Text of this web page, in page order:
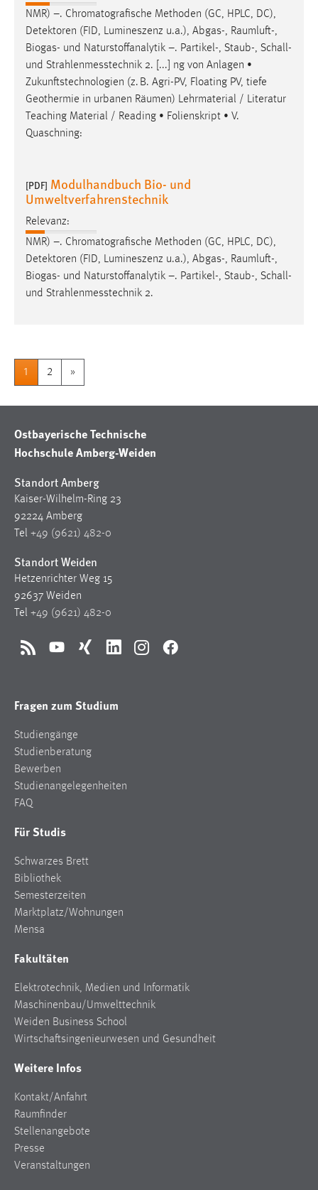
NMR) –. Chromatografische Methoden (GC, HPLC, DC),
Detektoren (FID, Lumineszenz u.a.), Abgas-, Raumluft-,
Biogas- und Naturstoffanalytik –. Partikel-, Staub-, Schall-
und Strahlenmesstechnik 2. [...] ng von Anlagen •
Zukunftstechnologien (z. B. Agri-PV, Floating PV, tiefe
Geothermie in urbanen Räumen) Lehrmaterial / Literatur
Teaching Material / Reading • Folienskript • V.
Quaschning:
[PDF] Modulhandbuch Bio- und
Umweltverfahrenstechnik
Relevanz:
NMR) –. Chromatografische Methoden (GC, HPLC, DC),
Detektoren (FID, Lumineszenz u.a.), Abgas-, Raumluft-,
Biogas- und Naturstoffanalytik –. Partikel-, Staub-, Schall-
und Strahlenmesstechnik 2.
1 2 »
Ostbayerische Technische
Hochschule Amberg-Weiden
Standort Amberg
Kaiser-Wilhelm-Ring 23
92224 Amberg
Tel +49 (9621) 482-0
Standort Weiden
Hetzenrichter Weg 15
92637 Weiden
Tel +49 (9621) 482-0
RSS YouTubeXing LinkedInInstagramFacebook
Fragen zum Studium
Studiengänge
Studienberatung
Bewerben
Studienangelegenheiten
FAQ
Für Studis
Schwarzes Brett
Bibliothek
Semesterzeiten
Marktplatz/Wohnungen
Mensa
Fakultäten
Elektrotechnik, Medien und Informatik
Maschinenbau/Umwelttechnik
Weiden Business School
Wirtschaftsingenieurwesen und Gesundheit
Weitere Infos
Kontakt/Anfahrt
Raumfinder
Stellenangebote
Presse
Veranstaltungen